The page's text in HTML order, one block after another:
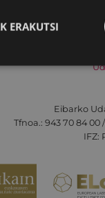
Eibarko
Tfnoa.: 943 70 84 00
IFZ:
ERAKUTSI